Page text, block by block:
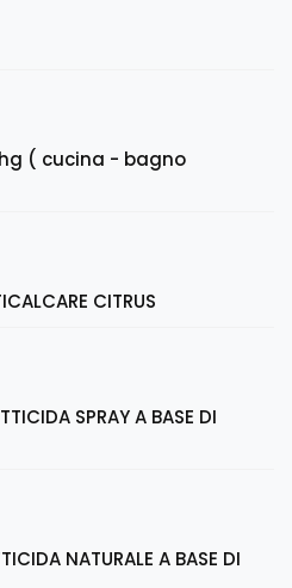
( cucina - bagno
CITRUS
SPRAY A BASE DI
NATURALE A BASE DI